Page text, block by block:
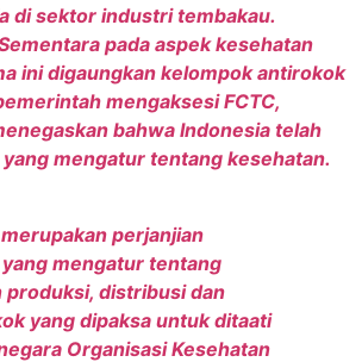
di sektor industri tembakau.
pada aspek kesehatan
ini digaungkan kelompok antirokok
mengaksesi FCTC,
bahwa Indonesia telah
mengatur tentang kesehatan.
perjanjian
mengatur tentang
produksi, distribusi dan
yang dipaksa untuk ditaati
Organisasi Kesehatan